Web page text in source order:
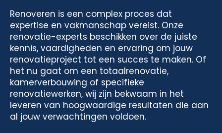
Renoveren is een complex proces dat
expertise en vakmanschap vereist. Onze
renovatie-experts beschikken over de juiste
kennis, vaardigheden en ervaring om jouw
renovatieproject tot een succes te maken. Of
het nu gaat om een totaalrenovatie,
kamerverbouwing of specifieke
renovatiewerken, wij zijn bekwaam in het
leveren van hoogwaardige resultaten die aan
al jouw verwachtingen voldoen.